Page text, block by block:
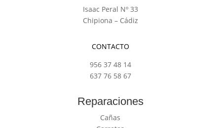
Isaac Peral Nº 33
Chipiona – Cádiz
CONTACTO
956 37 48 14
637 76 58 67
Reparaciones
Cañas